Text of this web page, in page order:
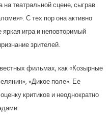
театральной сцене, сыграв
С тех пор она активно
яркая игра и неповторимый
зрителей.
фильмах, как «Козырные
«Дикое поле». Ее
критиков и неоднократно